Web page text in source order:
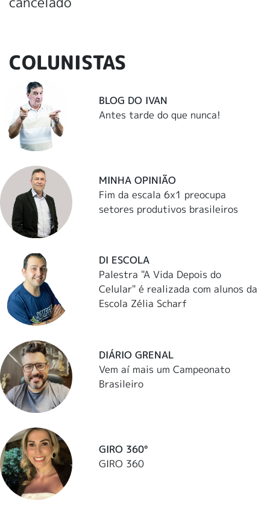
COLUNISTAS
BLOG DO IVAN
Antes tarde do que nunca!
MINHA OPINIÃO
Fim da escala 6x1 preocupa
setores produtivos brasileiros
DI ESCOLA
Palestra "A Vida Depois do
Celular" é realizada com alunos da
Escola Zélia Scharf
DIÁRIO GRENAL
Vem aí mais um Campeonato
Brasileiro
GIRO 360°
GIRO 360